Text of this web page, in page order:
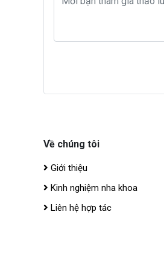
Về chúng tôi
Giới thiệu
Kinh nghiệm nha khoa
Liên hệ hợp tác